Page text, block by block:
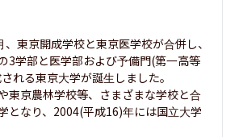
東京開成学校と東京医学校が合併し、
3学部と医学部および予備門(第一高等
れる東京大学が誕生しました。
東京農林学校等、さまざまな学校と合
となり、2004(平成16)年には国立大学